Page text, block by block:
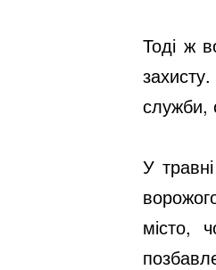
Тоді ж
служби,
У
місто,